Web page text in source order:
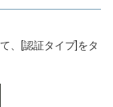
、[認証タイプ]をタ